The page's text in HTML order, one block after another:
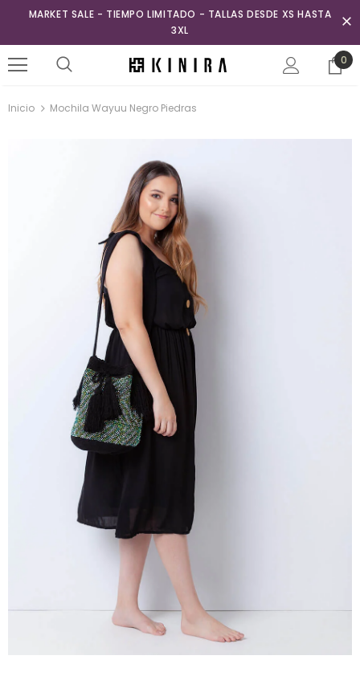
MARKET SALE - TIEMPO LIMITADO - TALLAS DESDE XS HASTA
3XL
0
Inicio Mochila Wayuu Negro Piedras